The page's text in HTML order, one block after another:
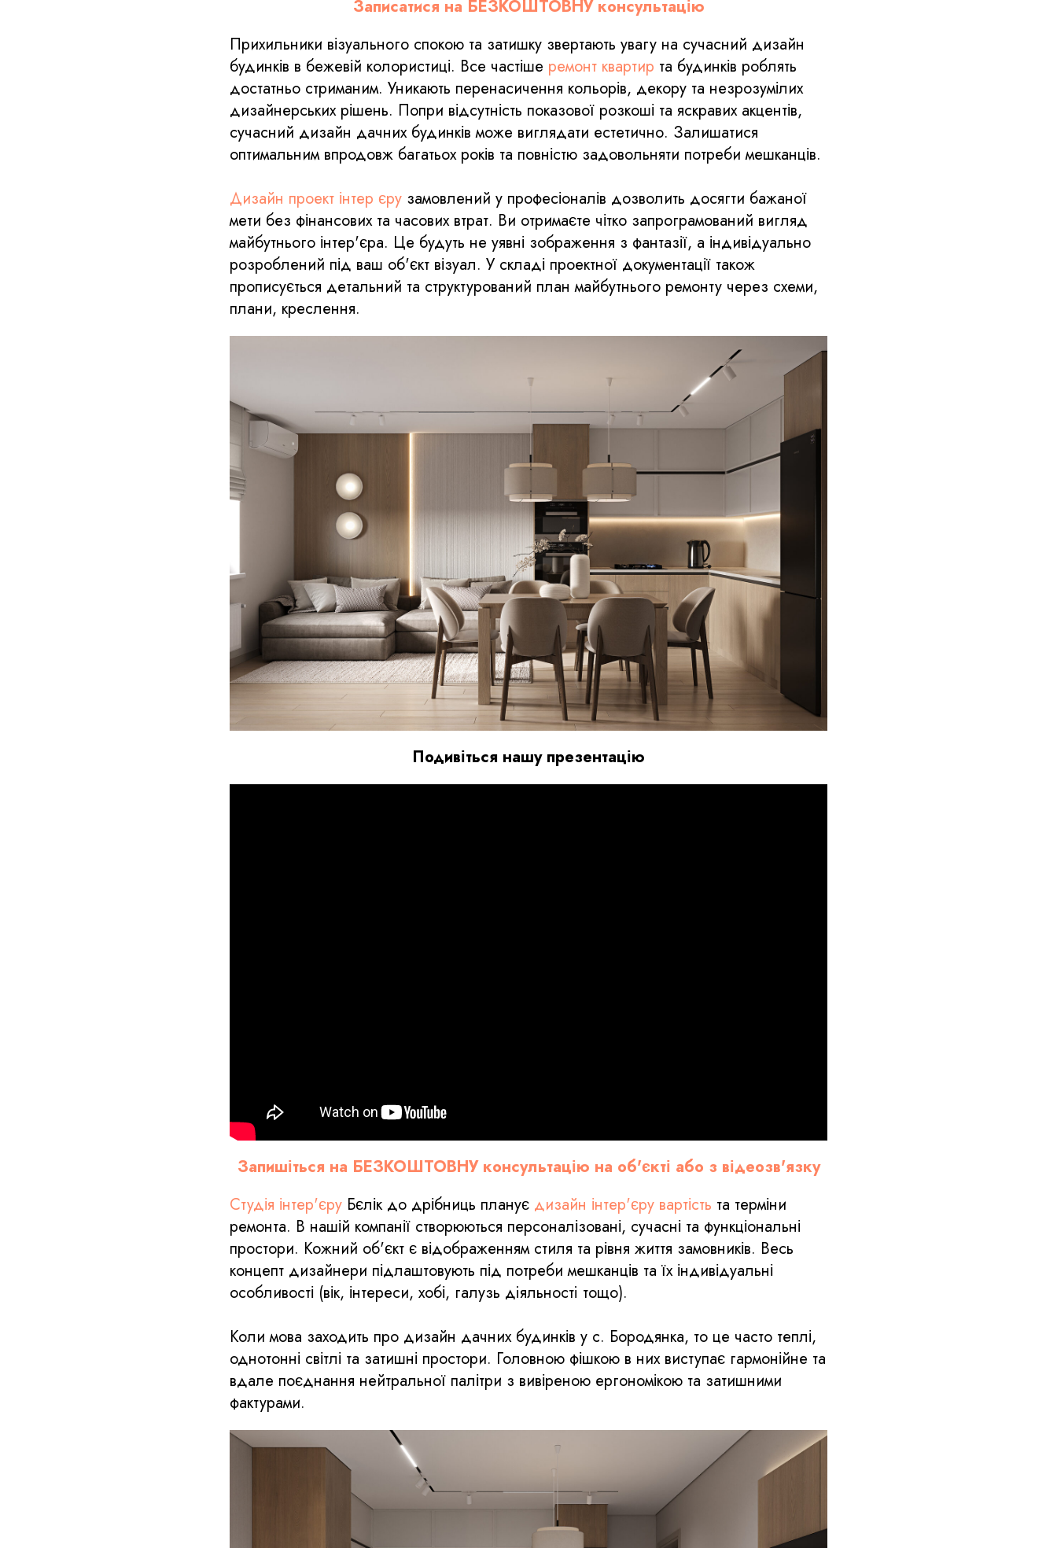
Записатися на БЕЗКОШТОВНУ консультацію
Прихильники візуального спокою та затишку звертають увагу на сучасний дизайн
будинків в бежевій колористиці. Все частіше ремонт квартир та будинків роблять
достатньо стриманим. Уникають перенасичення кольорів, декору та незрозумілих
дизайнерських рішень. Попри відсутність показової розкоші та яскравих акцентів,
сучасний дизайн дачних будинків може виглядати естетично. Залишатися
оптимальним впродовж багатьох років та повністю задовольняти потреби мешканців.
Дизайн проект інтер єру замовлений у професіоналів дозволить досягти бажаної
мети без фінансових та часових втрат. Ви отримаєте чітко запрограмований вигляд
майбутнього інтер'єра. Це будуть не уявні зображення з фантазії, а індивідуально
розроблений під ваш об'єкт візуал. У складі проектної документації також
прописується детальний та структурований план майбутнього ремонту через схеми,
плани, креслення.
Подивіться нашу презентацію
Запишіться на БЕЗКОШТОВНУ консультацію на об'єкті або з відеозв'язку
Студія інтер'єру Бєлік до дрібниць планує дизайн інтер'єру вартість та терміни
ремонта. В нашій компанії створюються персоналізовані, сучасні та функціональні
простори. Кожний об'єкт є відображенням стиля та рівня життя замовників. Весь
концепт дизайнери підлаштовують під потреби мешканців та їх індивідуальні
особливості (вік, інтереси, хобі, галузь дiяльностi тощо).
Коли мова заходить про дизайн дачних будинків у с. Бородянка, то це часто теплі,
однотонні світлі та затишні простори. Головною фішкою в них виступає гармонійне та
вдале поєднання нейтральної палітри з вивіреною ергономікою та затишними
фактурами.